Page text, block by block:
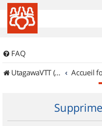
FAQ
UtagawaVTT (Randos VTT et VTTAE avec traces GPS)
Accueil